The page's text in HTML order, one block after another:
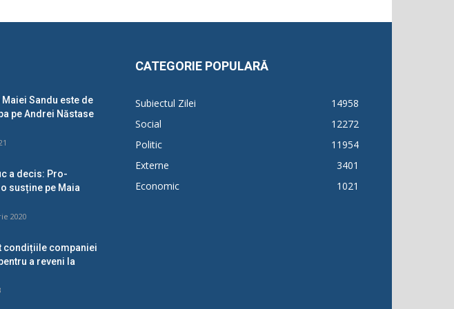
Sandu este de
pe Andrei Năstase
a decis: Pro-
susține pe Maia
2020
condițiile companiei
a reveni la
CATEGORIE POPULARĂ
Subiectul Zilei
14958
Social
12272
Politic
11954
Externe
3401
Economic
1021